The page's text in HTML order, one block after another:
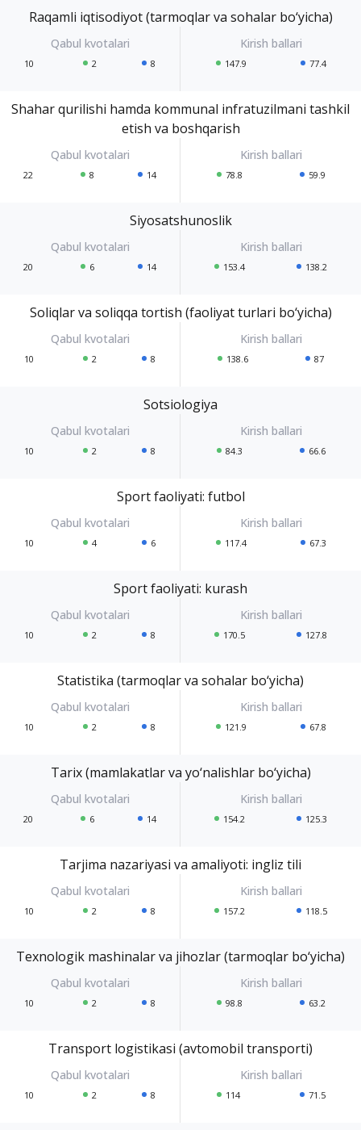
Raqamli iqtisodiyot (tarmoqlar va sohalar bo‘yicha)
10 2 8 147.9 77.4
Shahar qurilishi hamda kommunal infratuzilmani tashkil
etish va boshqarish
22 8 14 78.8 59.9
Siyosatshunoslik
20 6 14 153.4 138.2
Soliqlar va soliqqa tortish (faoliyat turlari bo‘yicha)
10 2 8 138.6 87
Sotsiologiya
10 2 8 84.3 66.6
Sport faoliyati: futbol
10 4 6 117.4 67.3
Sport faoliyati: kurash
10 2 8 170.5 127.8
Statistika (tarmoqlar va sohalar bo‘yicha)
10 2 8 121.9 67.8
Tarix (mamlakatlar va yo‘nalishlar bo‘yicha)
20 6 14 154.2 125.3
Tarjima nazariyasi va amaliyoti: ingliz tili
10 2 8 157.2 118.5
Texnologik mashinalar va jihozlar (tarmoqlar bo‘yicha)
10 2 8 98.8 63.2
Transport logistikasi (avtomobil transporti)
10 2 8 114 71.5